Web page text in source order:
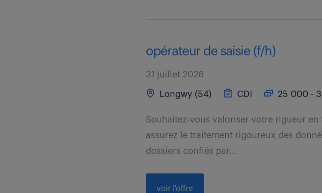
opérateur de saisie (f/h)
31 juillet 2026
Longwy (54) CDI 25 000 -
Souhaitez-vous valoriser votre rigueur en
assurez le traitement rigoureux des
dossiers confiés par...
voir l'offre